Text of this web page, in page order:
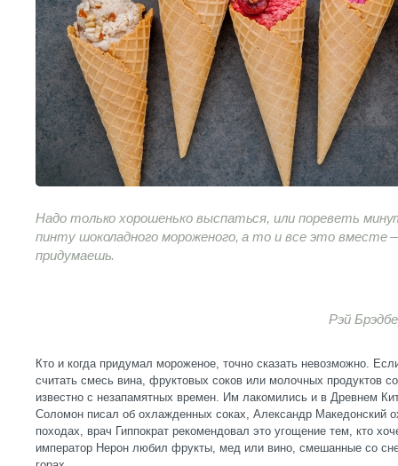
Надо только хорошенько выспаться, или пореветь
пинту шоколадного мороженого, а то и все это вместе
придумаешь.
Рэй
Кто и когда придумал мороженое, точно сказать невозможно.
считать смесь вина, фруктовых соков или молочных продуктов
известно с незапамятных времен. Им лакомились и в Древнем
Соломон писал об охлажденных соках, Александр Македонский
походах, врач Гиппократ рекомендовал это угощение тем, кто
император Нерон любил фрукты, мед или вино, смешанные со